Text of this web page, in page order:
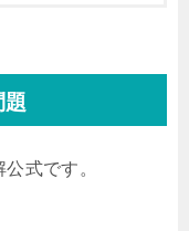
題
式です。